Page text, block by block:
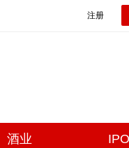
注册
酒业